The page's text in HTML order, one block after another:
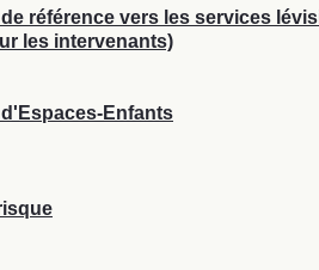
référence vers les services
les intervenants)
Enfants